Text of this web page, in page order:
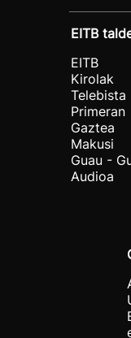
EITB
EITB
Kirolak
Telebista
Primeran
Gaztea
Makusi
Guau -
Audioa